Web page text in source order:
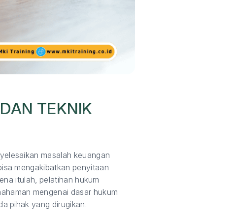
TEKNIK
masalah keuangan
mengakibatkan penyitaan
itulah, pelatihan hukum
mengenai dasar hukum
pihak yang dirugikan.